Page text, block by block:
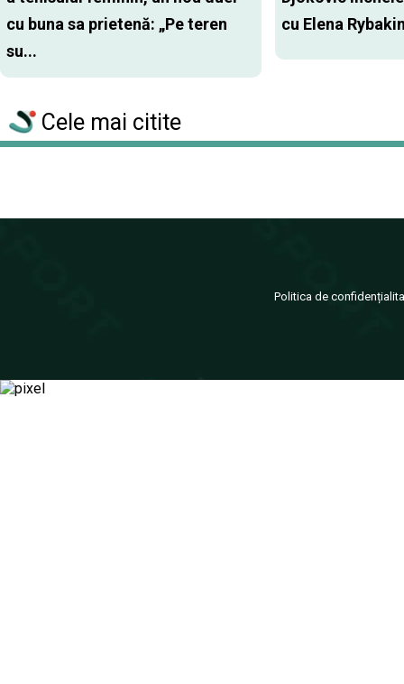
cu buna sa prietenă: „Pe teren
su...
cu Elena
Cele mai citite
Politica de